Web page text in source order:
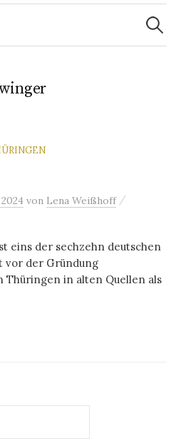
Suchen
nach:
von Lena Weißhoff /
eins der sechzehn deutschen
vor der Gründung
Thüringen in alten Quellen als